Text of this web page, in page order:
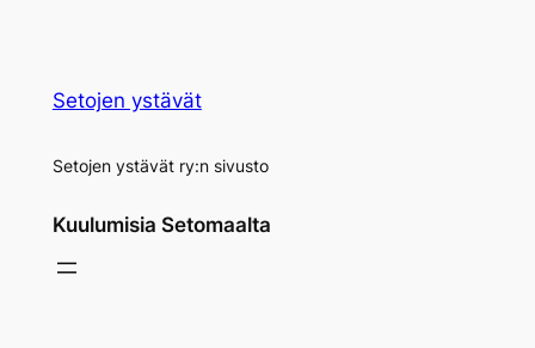
Setojen ystävät
Setojen ystävät ry:n sivusto
Kuulumisia Setomaalta